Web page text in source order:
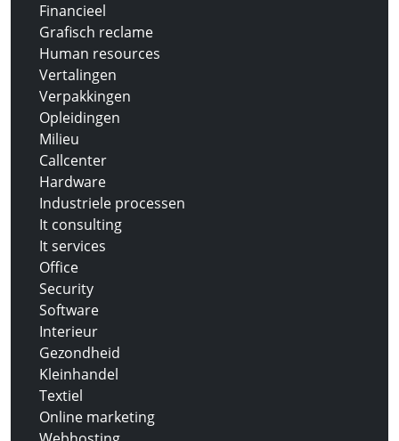
Financieel
Grafisch reclame
Human resources
Vertalingen
Verpakkingen
Opleidingen
Milieu
Callcenter
Hardware
Industriele processen
It consulting
It services
Office
Security
Software
Interieur
Gezondheid
Kleinhandel
Textiel
Online marketing